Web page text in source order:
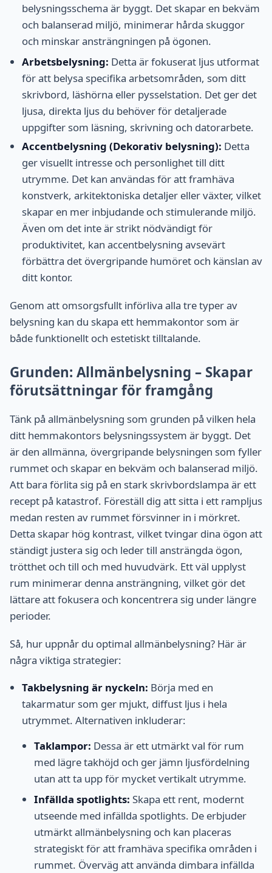
belysningsschema är byggt. Det skapar en bekväm
och balanserad miljö, minimerar hårda skuggor
och minskar ansträngningen på ögonen.
Arbetsbelysning: Detta är fokuserat ljus utformat
för att belysa specifika arbetsområden, som ditt
skrivbord, läshörna eller pysselstation. Det ger det
ljusa, direkta ljus du behöver för detaljerade
uppgifter som läsning, skrivning och datorarbete.
Accentbelysning (Dekorativ belysning): Detta
ger visuellt intresse och personlighet till ditt
utrymme. Det kan användas för att framhäva
konstverk, arkitektoniska detaljer eller växter, vilket
skapar en mer inbjudande och stimulerande miljö.
Även om det inte är strikt nödvändigt för
produktivitet, kan accentbelysning avsevärt
förbättra det övergripande humöret och känslan av
ditt kontor.
Genom att omsorgsfullt införliva alla tre typer av
belysning kan du skapa ett hemmakontor som är
både funktionellt och estetiskt tilltalande.
Grunden: Allmänbelysning – Skapar
förutsättningar för framgång
Tänk på allmänbelysning som grunden på vilken hela
ditt hemmakontors belysningssystem är byggt. Det
är den allmänna, övergripande belysningen som fyller
rummet och skapar en bekväm och balanserad miljö.
Att bara förlita sig på en stark skrivbordslampa är ett
recept på katastrof. Föreställ dig att sitta i ett rampljus
medan resten av rummet försvinner in i mörkret.
Detta skapar hög kontrast, vilket tvingar dina ögon att
ständigt justera sig och leder till ansträngda ögon,
trötthet och till och med huvudvärk. Ett väl upplyst
rum minimerar denna ansträngning, vilket gör det
lättare att fokusera och koncentrera sig under längre
perioder.
Så, hur uppnår du optimal allmänbelysning? Här är
några viktiga strategier:
Takbelysning är nyckeln: Börja med en
takarmatur som ger mjukt, diffust ljus i hela
utrymmet. Alternativen inkluderar:
Taklampor: Dessa är ett utmärkt val för rum
med lägre takhöjd och ger jämn ljusfördelning
utan att ta upp för mycket vertikalt utrymme.
Infällda spotlights: Skapa ett rent, modernt
utseende med infällda spotlights. De erbjuder
utmärkt allmänbelysning och kan placeras
strategiskt för att framhäva specifika områden i
rummet. Överväg att använda dimbara infällda